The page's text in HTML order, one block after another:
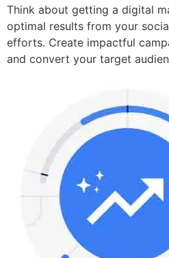
Think about getting a digital
optimal results from your
efforts. Create impactful
and convert your target